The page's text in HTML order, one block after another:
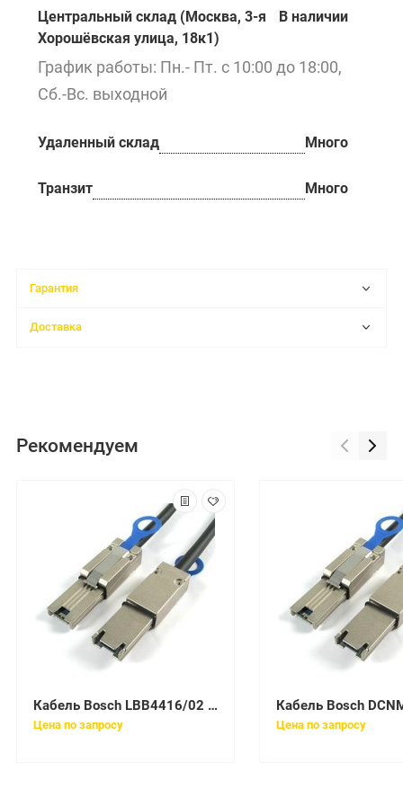
Центральный склад (Москва, 3-я
Хорошёвская улица, 18к1)
В наличии
График работы: Пн.- Пт. с 10:00 до 18:00,
Сб.-Вс. выходной
Удаленный склад Много
Транзит Много
Гарантия
Доставка
Рекомендуем
Кабель Bosch LBB4416/02 (F01U506873)
Цена по запросу Цена по запросу